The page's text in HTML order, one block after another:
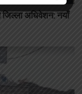
जिल्ला अधिवेशन: नयाँ